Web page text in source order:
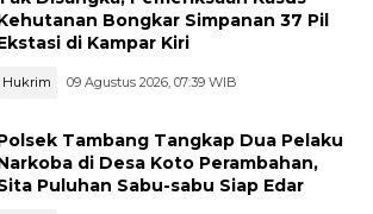
Bongkar Simpanan 37 Pil
di Kampar Kiri
Hukrim 09 Agustus 2026, 07:39 WIB
Tambang Tangkap Dua Pelaku
di Desa Koto Perambahan,
Puluhan Sabu-sabu Siap Edar